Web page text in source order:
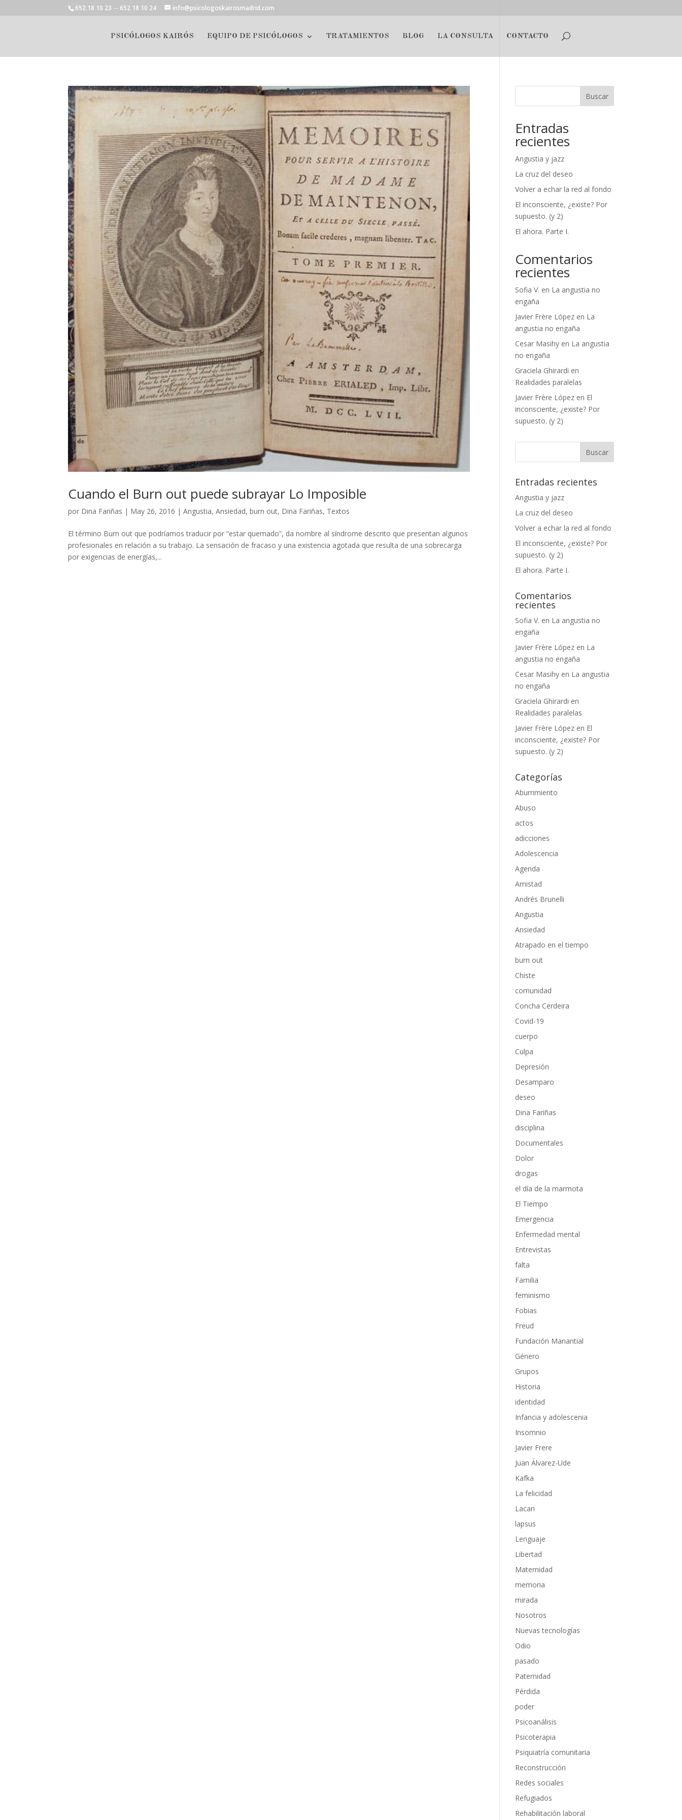
652 18 10 23 -- 652 18 10 24 info@psicologoskairosmadrid.com
PSICÓLOGOS KAIRÓS EQUIPO DE PSICÓLOGOS TRATAMIENTOS BLOG LA CONSULTA CONTACTO
Cuando el Burn out puede subrayar Lo Imposible
por Dina Fariñas | May 26, 2016 |Angustia,Ansiedad,burn out, Dina Fariñas, Textos
El término Burn out que podríamos traducir por “estar quemado”, da nombre al síndrome descrito que presentan algunos
profesionales en relación a su trabajo. La sensación de fracaso y una existencia agotada que resulta de una sobrecarga
por exigencias de energías,...
Buscar
Entradas
recientes
Angustia y jazz
La cruz del deseo
Volver a echar la red al fondo
El inconsciente, ¿existe? Por
supuesto. (y 2)
El ahora. Parte I.
Comentarios
recientes
Sofia V. en La angustia no
engaña
Javier Frère López en La
angustia no engaña
Cesar Masihy en La angustia
no engaña
Graciela Ghirardi en
Realidades paralelas
Javier Frère López en El
inconsciente, ¿existe? Por
supuesto. (y 2)
Entradas recientes
Angustia y jazz
La cruz del deseo
Volver a echar la red al fondo
El inconsciente, ¿existe? Por
supuesto. (y 2)
El ahora. Parte I.
Comentarios
recientes
Sofia V. en La angustia no
engaña
Javier Frère López en La
angustia no engaña
Cesar Masihy en La angustia
no engaña
Graciela Ghirardi en
Realidades paralelas
Javier Frère López en El
inconsciente, ¿existe? Por
supuesto. (y 2)
Categorías
Aburrimiento
Abuso
actos
adicciones
Adolescencia
Agenda
Amistad
Andrés Brunelli
Angustia
Ansiedad
Atrapado en el tiempo
burn out
Chiste
comunidad
Concha Cerdeira
Covid-19
cuerpo
Culpa
Depresión
Desamparo
deseo
Dina Fariñas
disciplina
Documentales
Dolor
drogas
el día de la marmota
El Tiempo
Emergencia
Enfermedad mental
Entrevistas
falta
Familia
feminismo
Fobias
Freud
Fundación Manantial
Género
Grupos
Historia
identidad
Infancia y adolescenia
Insomnio
Javier Frere
Juan Álvarez-Ude
Kafka
La felicidad
Lacan
lapsus
Lenguaje
Libertad
Maternidad
memoria
mirada
Nosotros
Nuevas tecnologías
Odio
pasado
Paternidad
Pérdida
poder
Psicoanálisis
Psicoterapia
Psiquiatría comunitaria
Reconstrucción
Redes sociales
Refugiados
Rehabilitación laboral